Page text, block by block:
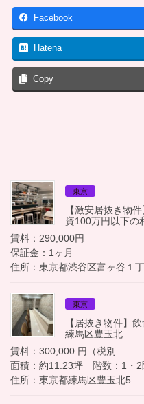
Facebook
Hatena
Copy
東京
【激安居抜き物
資100万円以下の
賃料：290,000円
保証金：1ヶ月
住所：東京都渋谷区富ヶ谷１
東京
【居抜き物件】
練馬区豊玉北
賃料：300,000 円（税別
面積：約11.23坪 階数：1・2
住所：東京都練馬区豊玉北5